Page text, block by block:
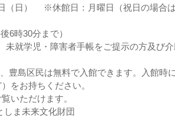
日（日） ※休館日：月曜日（祝日の場合
6時30分まで）
未就学児・障害者手帳をご提示の方及び
島区民は無料で入館できます。入館時
をお持ちください。
いただけます。
しま未来文化財団